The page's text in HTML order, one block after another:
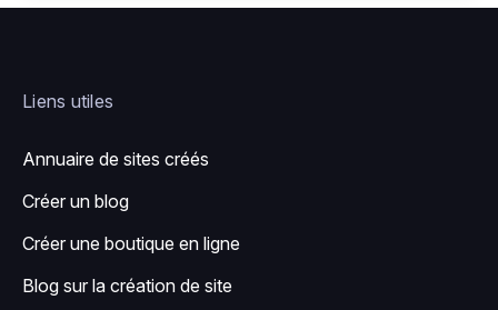
Liens utiles
Annuaire de sites créés
Créer un blog
Créer une boutique en ligne
Blog sur la création de site